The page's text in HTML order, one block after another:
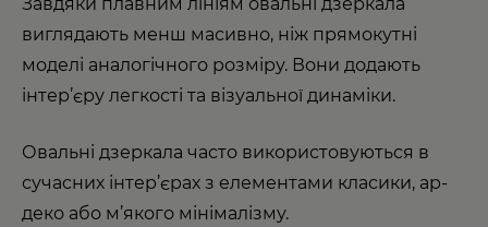
виглядають менш масивно, ніж прямокутні
моделі аналогічного розміру. Вони додають
інтер’єру легкості та візуальної динаміки.
Овальні дзеркала часто використовуються в
сучасних інтер’єрах з елементами класики, ар-
деко або м’якого мінімалізму.